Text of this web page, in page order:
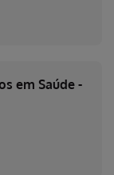
em Saúde -